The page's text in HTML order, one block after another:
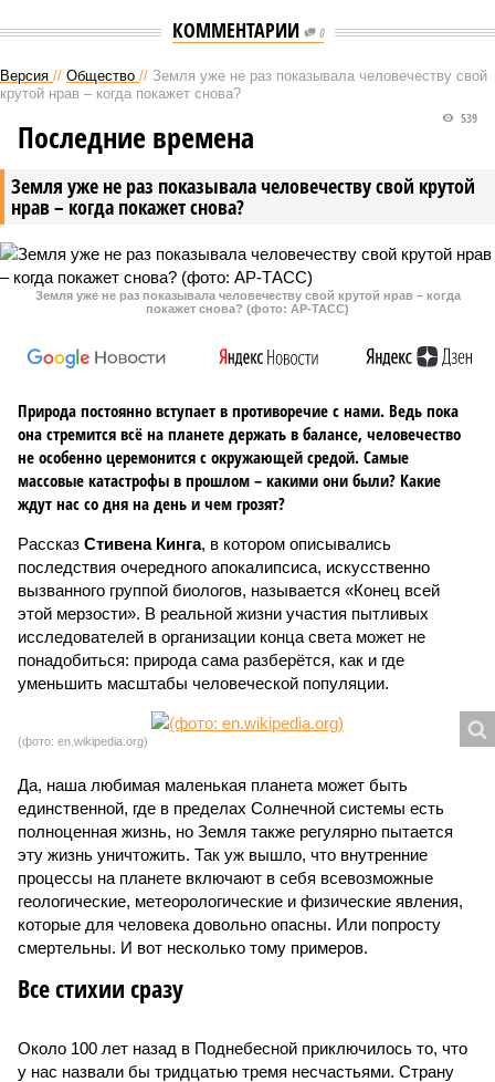
КОММЕНТАРИИ 0
Версия // Общество // Земля уже не раз показывала человечеству свой
крутой нрав – когда покажет снова?
Земля уже не раз показывала человечеству свой крутой
нрав – когда покажет снова?
539
Последние времена
Земля уже не раз показывала человечеству свой крутой нрав – когда
покажет снова? (фото: АР-ТАСС)
Природа постоянно вступает в противоречие с нами. Ведь пока
она стремится всё на планете держать в балансе, человечество
не особенно церемонится с окружающей средой. Самые
массовые катастрофы в прошлом – какими они были? Какие
ждут нас со дня на день и чем грозят?
Рассказ Стивена Кинга, в котором описывались
последствия очередного апокалипсиса, искусственно
вызванного группой биологов, называется «Конец всей
этой мерзости». В реальной жизни участия пытливых
исследователей в организации конца света может не
понадобиться: природа сама разберётся, как и где
уменьшить масштабы человеческой популяции.
(фото: en.wikipedia.org)
Да, наша любимая маленькая планета может быть
единственной, где в пределах Солнечной системы есть
полноценная жизнь, но Земля также регулярно пытается
эту жизнь уничтожить. Так уж вышло, что внутренние
процессы на планете включают в себя всевозможные
геологические, метеорологические и физические явления,
которые для человека довольно опасны. Или попросту
смертельны. И вот несколько тому примеров.
Все стихии сразу
Около 100 лет назад в Поднебесной приключилось то, что
у нас назвали бы тридцатью тремя несчастьями. Страну